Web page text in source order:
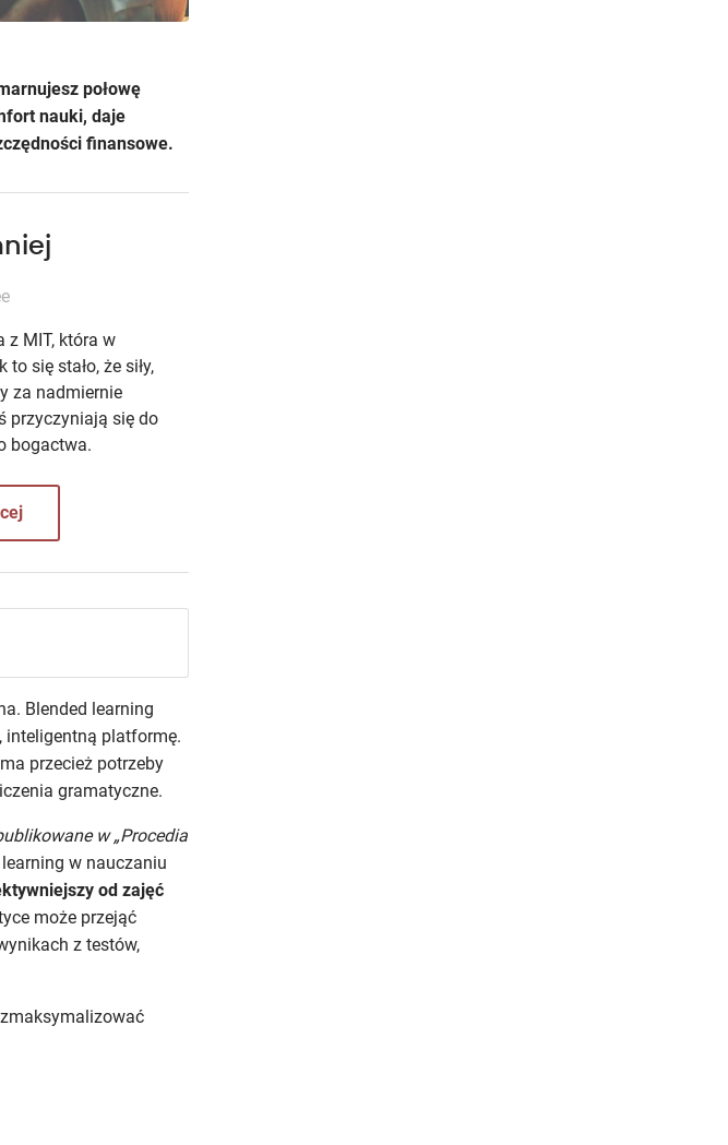
połowę
nauki, daje
finansowe.
z MIT, która w
się stało, że siły,
za nadmiernie
przyczyniają się do
bogactwa.
Blended learning
inteligentną platformę.
przecież potrzeby
gramatyczne.
w „Procedia
w nauczaniu
od zajęć
może przejąć
z testów,